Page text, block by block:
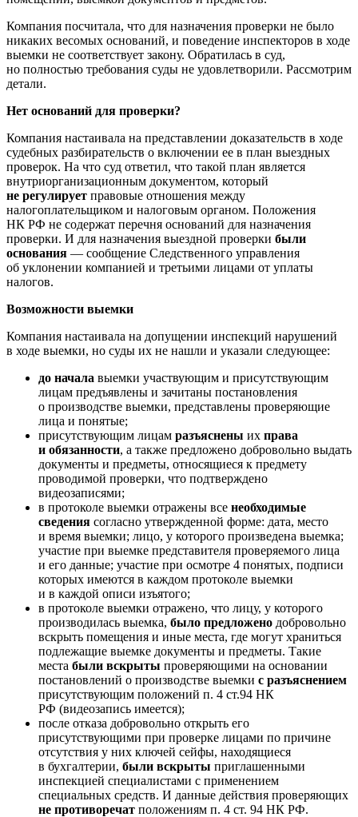
Компания посчитала, что для назначения проверки не было
никаких весомых оснований, и поведение инспекторов в ходе
выемки не соответствует закону. Обратилась в суд,
но полностью требования суды не удовлетворили. Рассмотрим
детали.
Нет оснований для проверки?
Компания настаивала на представлении доказательств в ходе
судебных разбирательств о включении ее в план выездных
проверок. На что суд ответил, что такой план является
внутриорганизационным документом, который
не регулирует правовые отношения между
налогоплательщиком и налоговым органом. Положения
НК РФ не содержат перечня оснований для назначения
проверки. И для назначения выездной проверки были
основания — сообщение Следственного управления
об уклонении компанией и третьими лицами от уплаты
налогов.
Возможности выемки
Компания настаивала на допущении инспекций нарушений
в ходе выемки, но суды их не нашли и указали следующее:
до начала выемки участвующим и присутствующим
лицам предъявлены и зачитаны постановления
о производстве выемки, представлены проверяющие
лица и понятые;
присутствующим лицам разъяснены их права
и обязанности, а также предложено добровольно выдать
документы и предметы, относящиеся к предмету
проводимой проверки, что подтверждено
видеозаписями;
в протоколе выемки отражены все необходимые
сведения согласно утвержденной форме: дата, место
и время выемки; лицо, у которого произведена выемка;
участие при выемке представителя проверяемого лица
и его данные; участие при осмотре 4 понятых, подписи
которых имеются в каждом протоколе выемки
и в каждой описи изъятого;
в протоколе выемки отражено, что лицу, у которого
производилась выемка, было предложено добровольно
вскрыть помещения и иные места, где могут храниться
подлежащие выемке документы и предметы. Такие
места были вскрыты проверяющими на основании
постановлений о производстве выемки с разъяснением
присутствующим положений п. 4 ст.94 НК
РФ (видеозапись имеется);
после отказа добровольно открыть его
присутствующими при проверке лицами по причине
отсутствия у них ключей сейфы, находящиеся
в бухгалтерии, были вскрыты приглашенными
инспекцией специалистами с применением
специальных средств. И данные действия проверяющих
не противоречат положениям п. 4 ст. 94 НК РФ.